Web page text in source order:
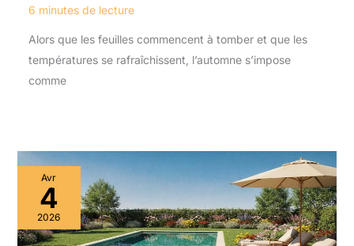
6 minutes de lecture
Alors que les feuilles commencent à tomber et que les
températures se rafraîchissent, l’automne s’impose
comme
Avr
4
2026